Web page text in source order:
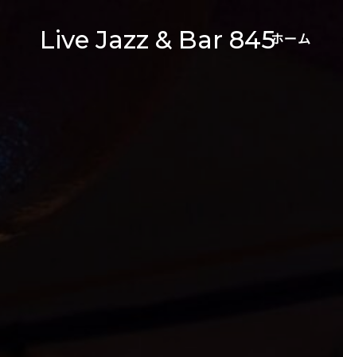
Live Jazz & Bar 845ホーム